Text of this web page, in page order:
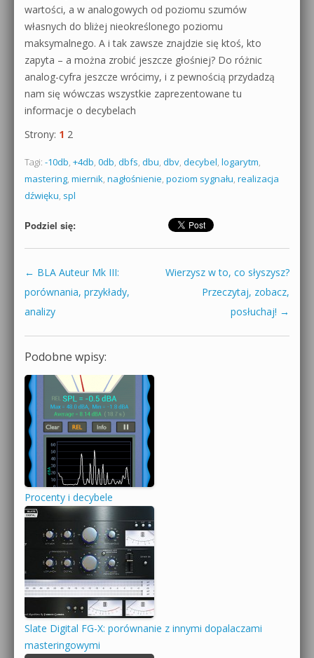
wartości, a w analogowych od poziomu szumów
własnych do bliżej nieokreślonego poziomu
maksymalnego. A i tak zawsze znajdzie się ktoś, kto
zapyta – a można zrobić jeszcze głośniej? Do różnic
analog-cyfra jeszcze wrócimy, i z pewnością przydadzą
nam się wówczas wszystkie zaprezentowane tu
informacje o decybelach
Strony: 1 2
Tagi: -10db, +4db, 0db, dbfs, dbu, dbv, decybel, logarytm,
mastering, miernik, nagłośnienie, poziom sygnału, realizacja
dźwięku, spl
Podziel się:
Zobacz wpisy
← BLA Auteur Mk III:
porównania, przykłady,
analizy
Wierzysz w to, co słyszysz?
Przeczytaj, zobacz,
posłuchaj! →
Podobne wpisy:
Procenty i decybele
Slate Digital FG-X: porównanie z innymi dopalaczami
masteringowymi